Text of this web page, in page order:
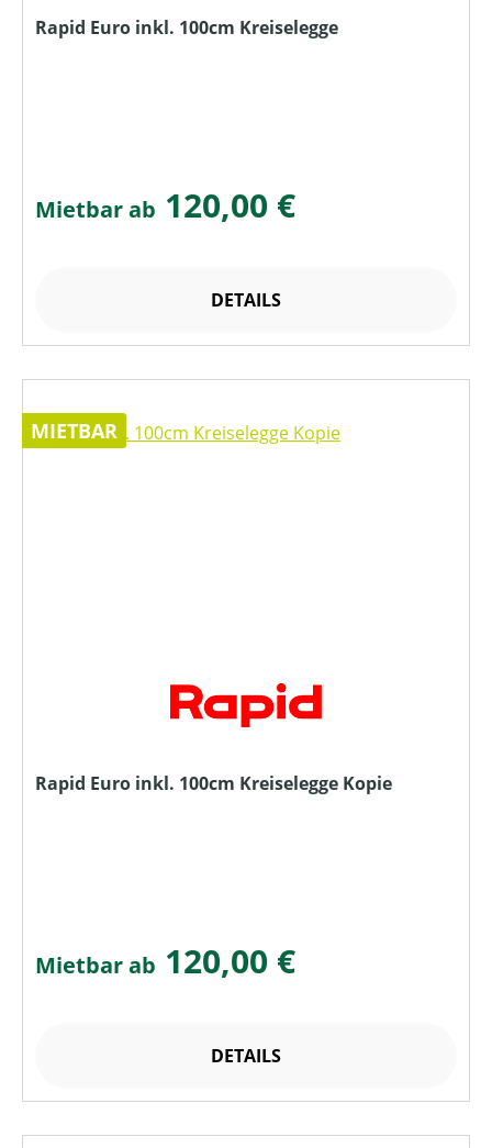
Rapid Euro inkl. 100cm Kreiselegge
Mietbar ab 120,00 €
DETAILS
MIETBAR
Rapid Euro inkl. 100cm Kreiselegge Kopie
Mietbar ab 120,00 €
DETAILS